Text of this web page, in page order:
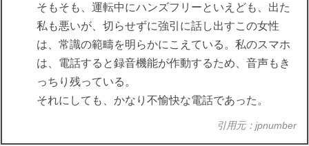
そもそも、運転中にハンズフリーといえども、出た
私も悪いが、切らせずに強引に話し出すこの女性
は、常識の範疇を明らかにこえている。私のスマホ
は、電話すると録音機能が作動するため、音声もき
っちり残っている。
それにしても、かなり不愉快な電話であった。
引用元：jpnumber